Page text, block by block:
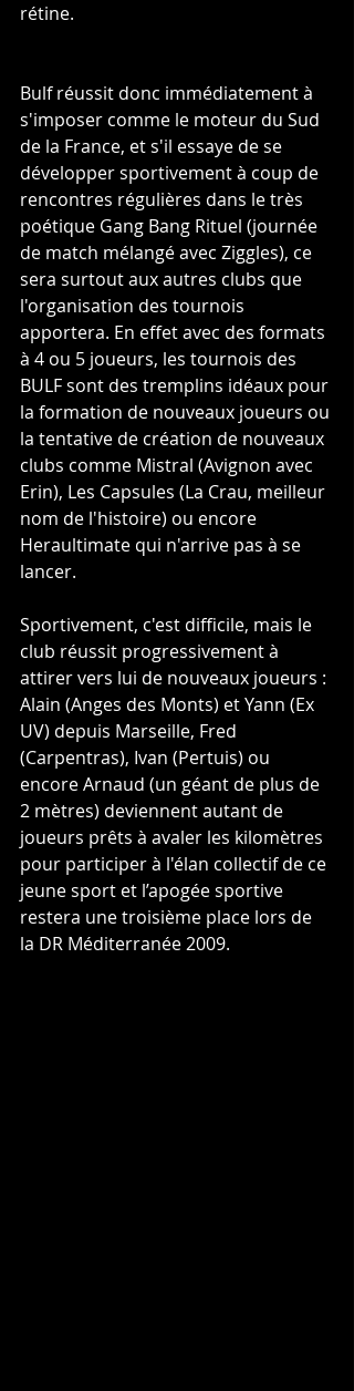
rétine.
Bulf réussit donc immédiatement à
s'imposer comme le moteur du Sud
de la France, et s'il essaye de se
développer sportivement à coup de
rencontres régulières dans le très
poétique Gang Bang Rituel (journée
de match mélangé avec Ziggles), ce
sera surtout aux autres clubs que
l'organisation des tournois
apportera. En effet avec des formats
à 4 ou 5 joueurs, les tournois des
BULF sont des tremplins idéaux pour
la formation de nouveaux joueurs ou
la tentative de création de nouveaux
clubs comme Mistral (Avignon avec
Erin), Les Capsules (La Crau, meilleur
nom de l'histoire) ou encore
Heraultimate qui n'arrive pas à se
lancer.
Sportivement, c'est difficile, mais le
club réussit progressivement à
attirer vers lui de nouveaux joueurs :
Alain (Anges des Monts) et Yann (Ex
UV) depuis Marseille, Fred
(Carpentras), Ivan (Pertuis) ou
encore Arnaud (un géant de plus de
2 mètres) deviennent autant de
joueurs prêts à avaler les kilomètres
pour participer à l'élan collectif de ce
jeune sport et l’apogée sportive
restera une troisième place lors de
la DR Méditerranée 2009.